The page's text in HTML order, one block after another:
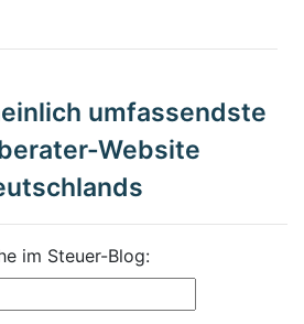
umfassendste
Website
im Steuer-Blog: